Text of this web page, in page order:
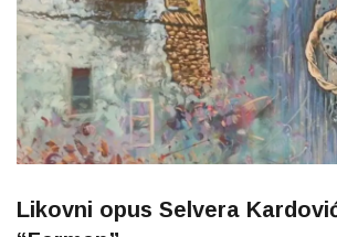
Likovni opus Selvera